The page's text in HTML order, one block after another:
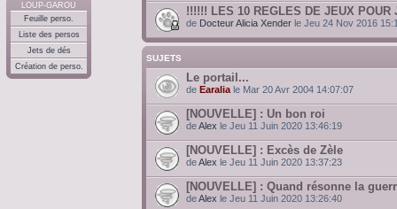
LOUP-GAROU
Feuille perso.
Liste des persos
Jets de dés
Création de perso.
!!!!!! LES 10 REGLES DE JEUX POUR
de Docteur Alicia Xender le Jeu 24 Nov 2016
SUJETS
Le portail...
de Earalia le Mar 20 Avr 2004 14:07:07
[NOUVELLE] : Un bon roi
deAlex le Jeu 11 Juin 2020 13:46:19
[NOUVELLE] : Excès de Zèle
deAlex le Jeu 11 Juin 2020 13:37:23
[NOUVELLE] : Quand résonne la
deAlex le Jeu 11 Juin 2020 13:26:40